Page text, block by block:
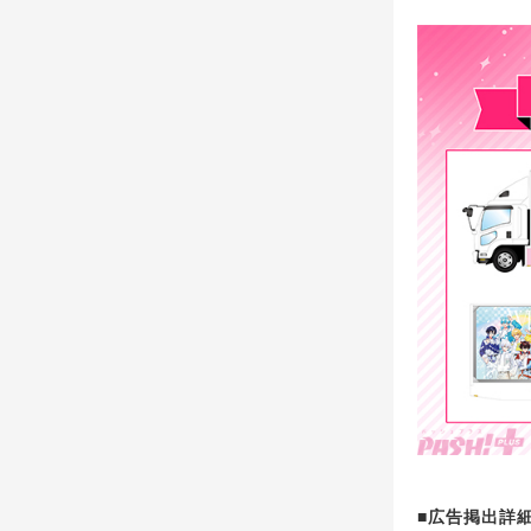
■広告掲出詳